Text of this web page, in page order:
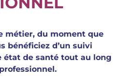
métier, du moment que
bénéficiez d’un suivi
état de santé tout au long